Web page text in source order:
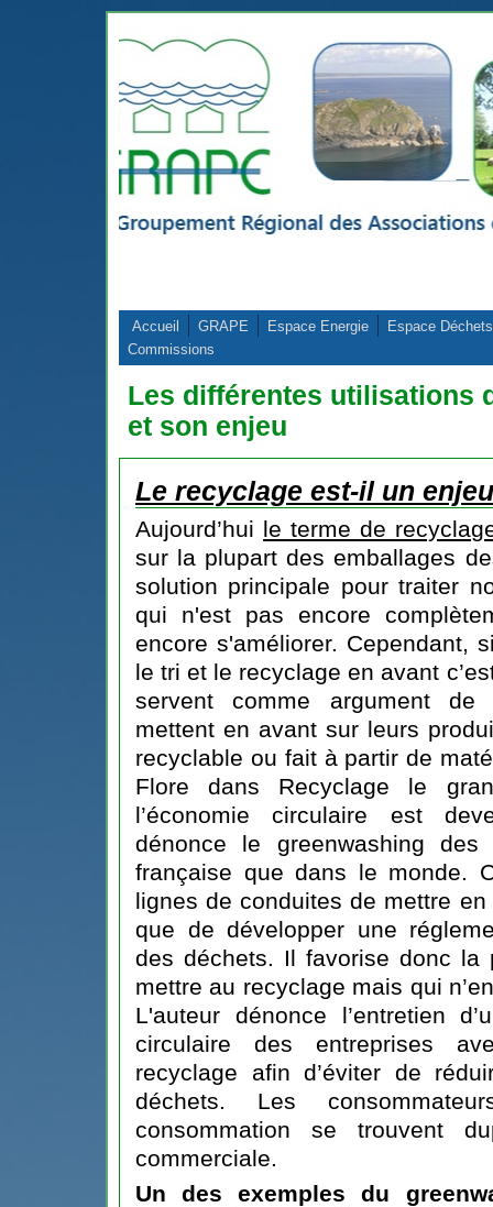
Accueil GRAPE Espace Energie
Espace Déchets
Commissions
Les différentes utilisations
et son enjeu
Le recyclage est-il un
Aujourd’hui le terme de
sur la plupart des emballages
solution principale pour traiter
qui n'est pas encore
encore s'améliorer. Cependant,
le tri et le recyclage en avant
servent comme argument de
mettent en avant sur leurs
recyclable ou fait à partir de
Flore dans Recyclage le
l’économie circulaire est
dénonce le greenwashing
française que dans le monde.
lignes de conduites de mettre
que de développer une
des déchets. Il favorise donc la
mettre au recyclage mais qui
L'auteur dénonce l’entretien
circulaire des entreprises
recyclage afin d’éviter de
déchets. Les
consommation se trouvent
commerciale.
Un des exemples du